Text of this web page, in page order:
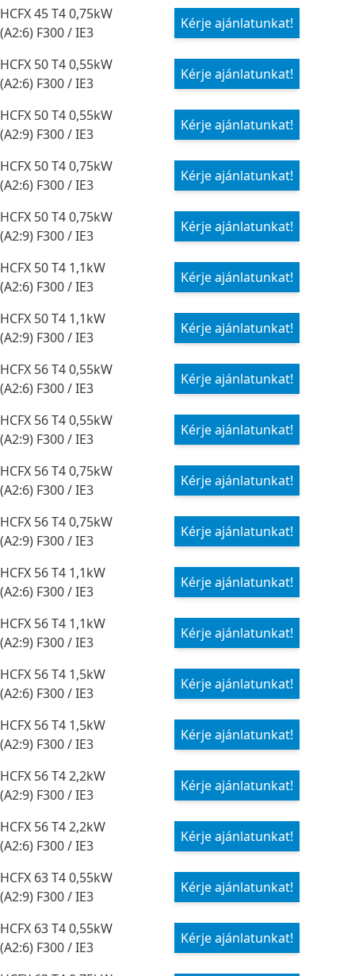
HCFX 45 T4 0,75kW
(A2:6) F300 / IE3
Kérje ajánlatunkat!
HCFX 50 T4 0,55kW
(A2:6) F300 / IE3
Kérje ajánlatunkat!
HCFX 50 T4 0,55kW
(A2:9) F300 / IE3
Kérje ajánlatunkat!
HCFX 50 T4 0,75kW
(A2:6) F300 / IE3
Kérje ajánlatunkat!
HCFX 50 T4 0,75kW
(A2:9) F300 / IE3
Kérje ajánlatunkat!
HCFX 50 T4 1,1kW
(A2:6) F300 / IE3
Kérje ajánlatunkat!
HCFX 50 T4 1,1kW
(A2:9) F300 / IE3
Kérje ajánlatunkat!
HCFX 56 T4 0,55kW
(A2:6) F300 / IE3
Kérje ajánlatunkat!
HCFX 56 T4 0,55kW
(A2:9) F300 / IE3
Kérje ajánlatunkat!
HCFX 56 T4 0,75kW
(A2:6) F300 / IE3
Kérje ajánlatunkat!
HCFX 56 T4 0,75kW
(A2:9) F300 / IE3
Kérje ajánlatunkat!
HCFX 56 T4 1,1kW
(A2:6) F300 / IE3
Kérje ajánlatunkat!
HCFX 56 T4 1,1kW
(A2:9) F300 / IE3
Kérje ajánlatunkat!
HCFX 56 T4 1,5kW
(A2:6) F300 / IE3
Kérje ajánlatunkat!
HCFX 56 T4 1,5kW
(A2:9) F300 / IE3
Kérje ajánlatunkat!
HCFX 56 T4 2,2kW
(A2:9) F300 / IE3
Kérje ajánlatunkat!
HCFX 56 T4 2,2kW
(A2:6) F300 / IE3
Kérje ajánlatunkat!
HCFX 63 T4 0,55kW
(A2:9) F300 / IE3
Kérje ajánlatunkat!
HCFX 63 T4 0,55kW
(A2:6) F300 / IE3
Kérje ajánlatunkat!